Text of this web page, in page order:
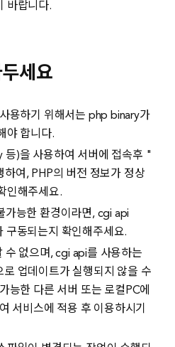
바랍니다.
세요
용하기 위해서는 php binary가
야 합니다.
등)을 사용하여 서버에 접속후 "
여, PHP의 버전 정보가 정상
인해주세요.
가능한 환경이라면, cgi api
동되는지 확인해주세요.
수 없으며, cgi api를 사용하는
로 업데이트가 실행되지 않을 수
능한 다른 서버 또는 로컬PC에
서비스에 적용 후 이용하시기